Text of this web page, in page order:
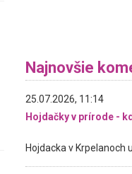
Najnovšie
25.07.2026, 11:14
Hojdačky v prírode -